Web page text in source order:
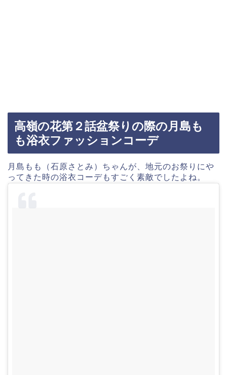
高嶺の花第２話盆祭りの際の月島も
も浴衣ファッションコーデ
月島もも（石原さとみ）ちゃんが、地元のお祭りにや
ってきた時の浴衣コーデもすごく素敵でしたよね。